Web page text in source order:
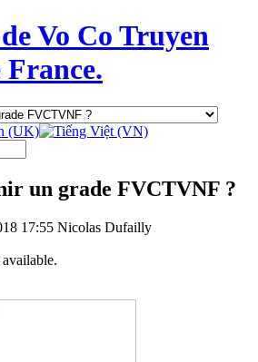
Vo Co Truyen
un grade FVCTVNF ?
17:55 Nicolas Dufailly